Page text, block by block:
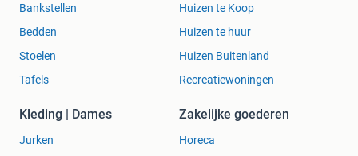
Bankstellen
Bedden
Stoelen
Tafels
Huizen te Koop
Huizen te huur
Huizen Buitenland
Recreatiewoningen
Kleding | Dames
Jurken
Zakelijke goederen
Horeca